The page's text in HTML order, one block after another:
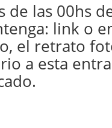
de las 00hs
link o
el retrato
a esta